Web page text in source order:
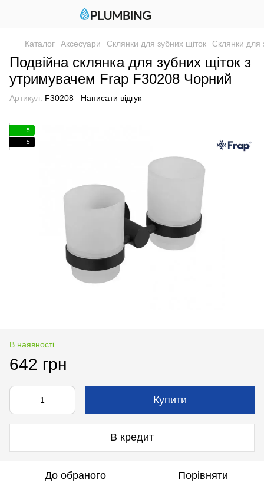
Каталог Аксесуари Склянки для зубних щіток Склянки для
Подвійна склянка для зубних щіток з
утримувачем Frap F30208 Чорний
Артикул: F30208 Написати відгук
5
5
В наявності
642 грн
Купити
В кредит
До обраного Порівняти